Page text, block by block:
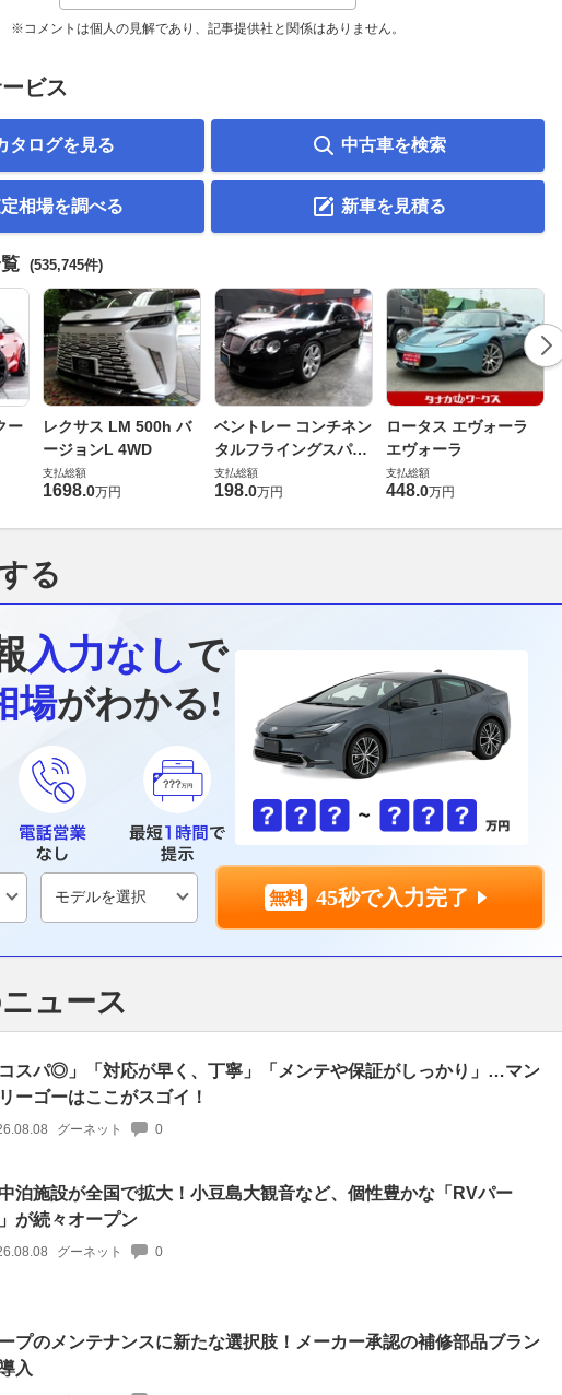
※コメントは個人の見解であり、記事提供社と関係はありません。
ビス
タログを見る 中古車を検索
相場を調べる 新車を見積る
(535,745件)
ー
レクサス LM 500h バ
ージョンL 4WD
支払総額
1698.0万円
ベントレー コンチネン
タルフライングスパー
6.0 4WD
支払総額
198.0万円
ロータス エヴォーラ
エヴォーラ
支払総額
448.0万円
る
入力なしで
場がわかる!
45秒で入力完了
ュース
コスパ◎」「対応が早く、丁寧」「メンテや保証がしっかり」…マン
ーゴーはここがスゴイ！
グーネット 0
泊施設が全国で拡大！小豆島大観音など、個性豊かな「RVパー
が続々オープン
グーネット 0
プのメンテナンスに新たな選択肢！メーカー承認の補修部品ブラン
入